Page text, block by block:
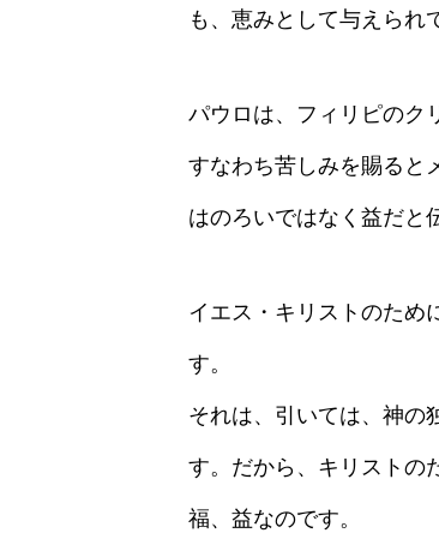
も、恵みとして与えられ
パウロは、フィリピのク
すなわち苦しみを賜ると
はのろいではなく益だと
イエス・キリストのため
す。
それは、引いては、神の
す。だから、キリストの
福、益なのです。